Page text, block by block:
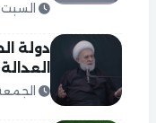
السبت 08 آب 2026
دولة
الجمعة 07 آب